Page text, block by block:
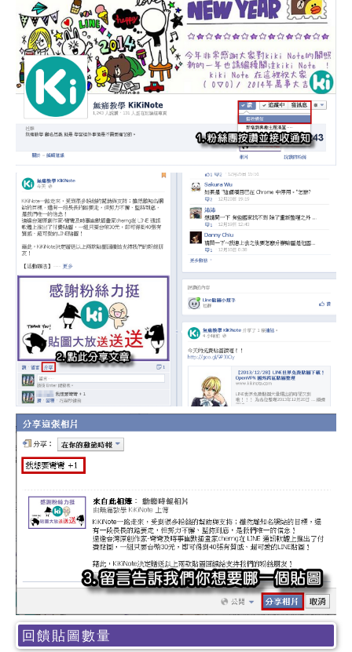
回饋貼圖數量